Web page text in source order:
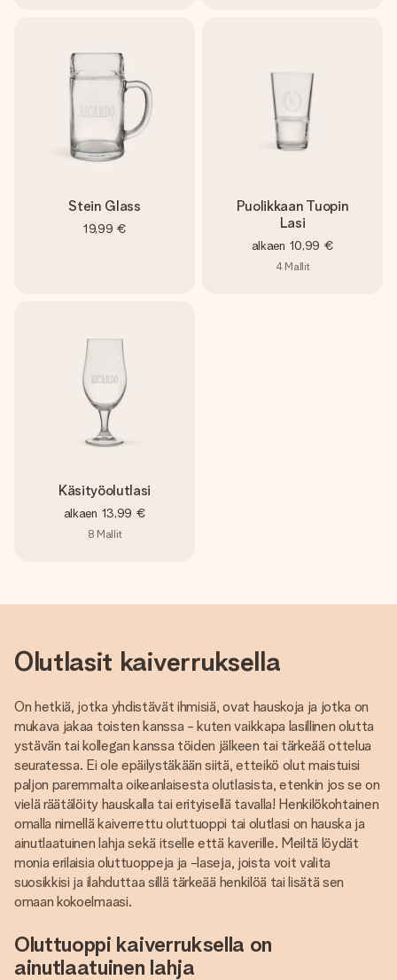
Stein Glass
19,99 €
Puolikkaan Tuopin
Lasi
alkaen 10,99 €
4 Mallit
Käsityöolutlasi
alkaen 13,99 €
8 Mallit
Olutlasit kaiverruksella
On hetkiä, jotka yhdistävät ihmisiä, ovat hauskoja ja jotka on
mukava jakaa toisten kanssa - kuten vaikkapa lasillinen olutta
ystävän tai kollegan kanssa töiden jälkeen tai tärkeää ottelua
seuratessa. Ei ole epäilystäkään siitä, etteikö olut maistuisi
paljon paremmalta oikeanlaisesta olutlasista, etenkin jos se on
vielä räätälöity hauskalla tai erityisellä tavalla! Henkilökohtainen
omalla nimellä kaiverrettu oluttuoppi tai olutlasi on hauska ja
ainutlaatuinen lahja sekä itselle että kaverille. Meiltä löydät
monia erilaisia oluttuoppeja ja -laseja, joista voit valita
suosikkisi ja ilahduttaa sillä tärkeää henkilöä tai lisätä sen
omaan kokoelmaasi.
Oluttuoppi kaiverruksella on
ainutlaatuinen lahja